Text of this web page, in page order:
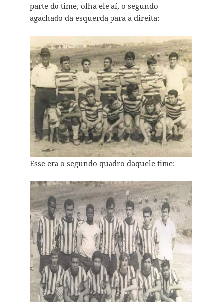
parte do time, olha ele aí, o segundo
agachado da esquerda para a direita:
Esse era o segundo quadro daquele time: